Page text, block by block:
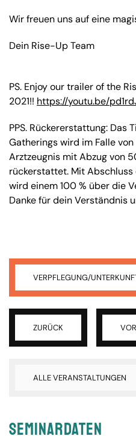
Wir freuen uns auf eine
Dein Rise-Up Team
PS. Enjoy our trailer of the
2021!! https://youtu.be/
PPS. Rückererstattung: Das
Gatherings wird im Falle
Arztzeugnis mit Abzug von
rückerstattet. Mit
wird einem 100 % über die
Danke für dein Verständnis
VERPFLEGUNG/
ZURÜCK VOR
ALLE VERANSTALTUNGEN
Seminardaten